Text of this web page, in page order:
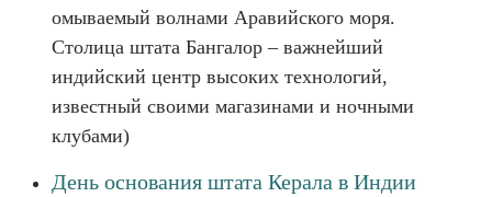
омываемый волнами Аравийского моря.
Столица штата Бангалор – важнейший
индийский центр высоких технологий,
известный своими магазинами и ночными
клубами)
День основания штата Керала в Индии